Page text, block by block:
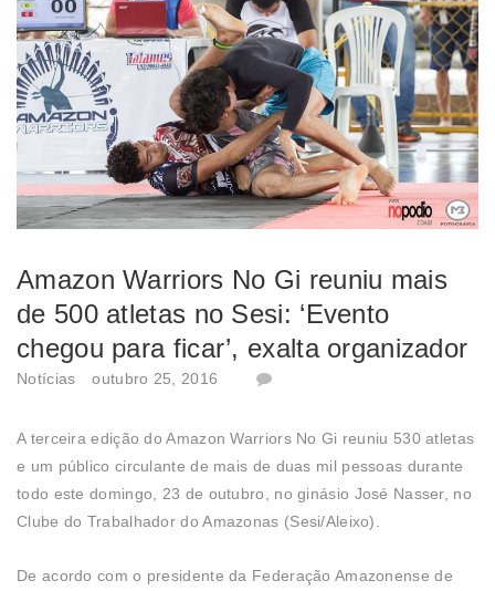
Amazon Warriors No Gi reuniu mais
de 500 atletas no Sesi: ‘Evento
chegou para ficar’, exalta organizador
Notícias outubro 25, 2016
A terceira edição do Amazon Warriors No Gi reuniu 530 atletas
e um público circulante de mais de duas mil pessoas durante
todo este domingo, 23 de outubro, no ginásio José Nasser, no
Clube do Trabalhador do Amazonas (Sesi/Aleixo).
De acordo com o presidente da Federação Amazonense de